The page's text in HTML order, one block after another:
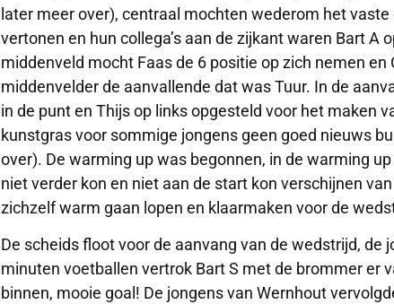
later meer over), centraal mochten wederom het vaste
vertonen en hun collega’s aan de zijkant waren Bart A
middenveld mocht Faas de 6 positie op zich nemen en
middenvelder de aanvallende dat was Tuur. In de
in de punt en Thijs op links opgesteld voor het maken
kunstgras voor sommige jongens geen goed nieuws
over). De warming up was begonnen, in de warming
niet verder kon en niet aan de start kon verschijnen
zichzelf warm gaan lopen en klaarmaken voor de
De scheids floot voor de aanvang van de wedstrijd, de
minuten voetballen vertrok Bart S met de brommer er
binnen, mooie goal! De jongens van Wernhout